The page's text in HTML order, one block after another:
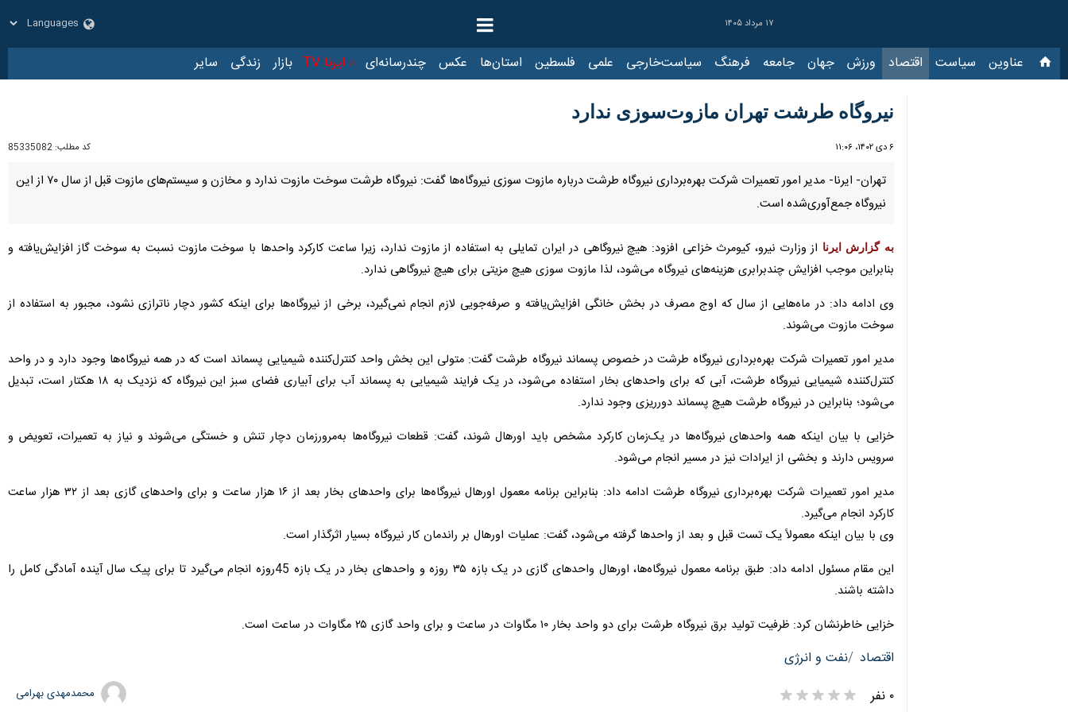
۱۷ مرداد ۱۴۰۵
عناوین‌ سیاست اقتصاد ورزش جهان جامعه فرهنگ سیاست‌خارجی علمی فلسطین استان‌ها عکس چندرسانه‌ای ایرنا TV بازار زندگی سایر
نیروگاه طرشت تهران مازوت‌سوزی ندارد
۶ دی ۱۴۰۲، ۱۱:۰۶ کد مطلب: 85335082
تهران- ایرنا- مدیر امور تعمیرات شرکت بهره‌برداری نیروگاه طرشت درباره مازوت سوزی نیروگاه‌ها گفت: نیروگاه طرشت سوخت مازوت ندارد و مخازن و سیستم‌های مازوت قبل از سال ۷۰ از این
نیروگاه جمع‌آوری‌شده است.
به گزارش ایرنا از وزارت نیرو، کیومرث خزاعی افزود: هیچ نیروگاهی در ایران تمایلی به استفاده از مازوت ندارد، زیرا ساعت کارکرد واحدها با سوخت مازوت نسبت به سوخت گاز افزایش‌یافته و
بنابراین موجب افزایش چندبرابری هزینه‌های نیروگاه می‌شود، لذا مازوت سوزی هیچ مزیتی برای هیچ نیروگاهی ندارد.
وی ادامه داد: در ماه‌هایی از سال که اوج مصرف در بخش خانگی افزایش‌یافته و صرفه‌جویی لازم انجام نمی‌گیرد، برخی از نیروگاه‌ها برای اینکه کشور دچار ناترازی نشود، مجبور به استفاده از
سوخت مازوت می‌شوند.
مدیر امور تعمیرات شرکت بهره‌برداری نیروگاه طرشت در خصوص پسماند نیروگاه طرشت گفت: متولی این بخش واحد کنترل‌کننده شیمیایی پسماند است که در همه نیروگاه‌ها وجود دارد و در واحد
کنترل‌کننده شیمیایی نیروگاه طرشت، آبی که برای واحدهای بخار استفاده می‌شود، در یک فرایند شیمیایی به پسماند آب برای آبیاری فضای سبز این نیروگاه که نزدیک به ۱۸ هکتار است، تبدیل
می‌شود؛ بنابراین در نیروگاه طرشت هیچ پسماند دورریزی وجود ندارد.
خزایی با بیان اینکه همه واحدهای نیروگاه‌ها در یک‌زمان کارکرد مشخص باید اورهال شوند، گفت: قطعات نیروگاه‌ها به‌مرورزمان دچار تنش و خستگی می‌شوند و نیاز به تعمیرات، تعویض و
سرویس دارند و بخشی از ایرادات نیز در مسیر انجام می‌شود.
مدیر امور تعمیرات شرکت بهره‌برداری نیروگاه طرشت ادامه داد: بنابراین برنامه معمول اورهال نیروگاه‌ها برای واحدهای بخار بعد از ۱۶ هزار ساعت و برای واحدهای گازی بعد از ۳۲ هزار ساعت
کارکرد انجام می‌گیرد.
وی با بیان اینکه معمولاً یک تست قبل و بعد از واحدها گرفته می‌شود، گفت: عملیات اورهال بر راندمان کار نیروگاه بسیار اثرگذار است.
این مقام مسئول ادامه داد: طبق برنامه معمول نیروگاه‌ها، اورهال واحدهای گازی در یک بازه ۳۵ روزه و واحدهای بخار در یک بازه 45روزه انجام می‌گیرد تا برای پیک سال آینده آمادگی کامل را
داشته باشند.
خزایی خاطرنشان کرد: ظرفیت تولید برق نیروگاه طرشت برای دو واحد بخار ۱۰ مگاوات در ساعت و برای واحد گازی ۲۵ مگاوات در ساعت است.
اقتصاد نفت و انرژی
۰ نفر محمدمهدی بهرامی